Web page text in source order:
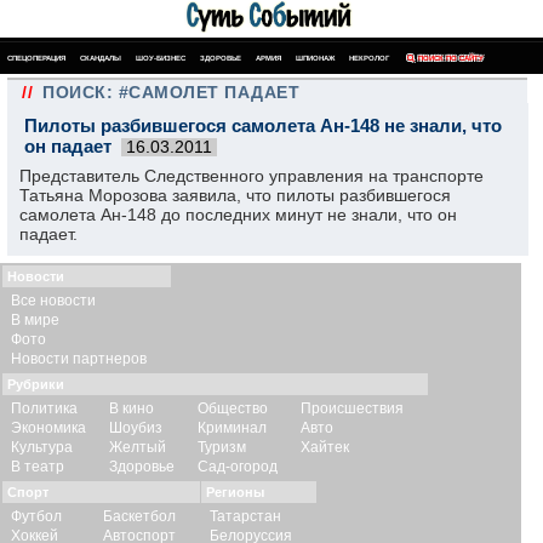
СПЕЦОПЕРАЦИЯ СКАНДАЛЫ ШОУ-БИЗНЕС ЗДОРОВЬЕ АРМИЯ ШПИОНАЖ НЕКРОЛОГ ПОИСК ПО САЙТУ
// ПОИСК: #САМОЛЕТ ПАДАЕТ
Пилоты разбившегося самолета Ан-148 не знали, что
он падает
16.03.2011
Представитель Следственного управления на транспорте
Татьяна Морозова заявила, что пилоты разбившегося
самолета Ан-148 до последних минут не знали, что он
падает.
Новости
Все новости
В мире
Фото
Новости партнеров
Рубрики
Политика
Экономика
Культура
В театр
В кино
Шоубиз
Желтый
Здоровье
Общество
Криминал
Туризм
Сад-огород
Происшествия
Авто
Хайтек
Спорт
Футбол
Хоккей
Баскетбол
Автоспорт
Регионы
Татарстан
Белоруссия